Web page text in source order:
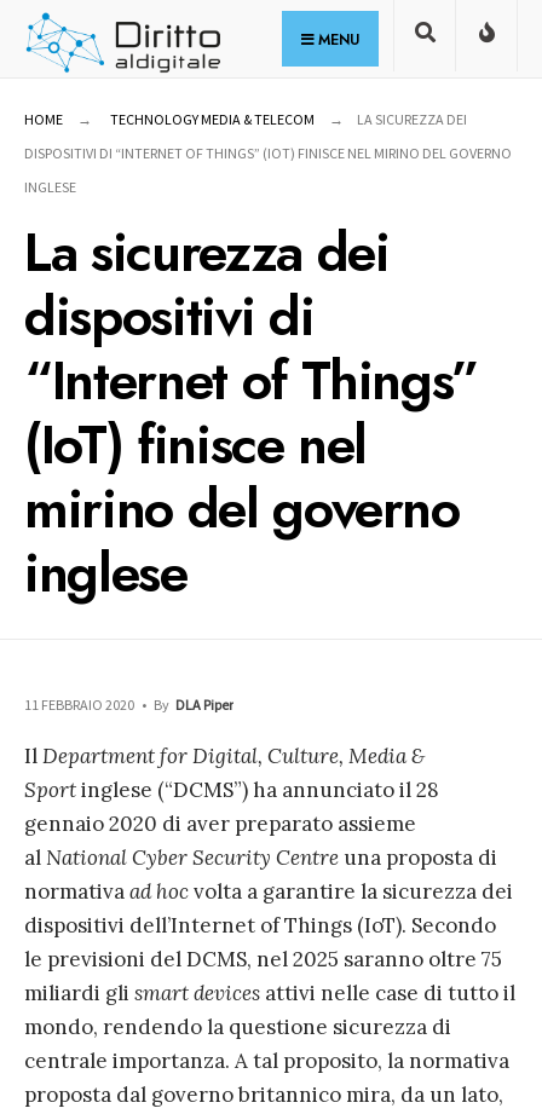
Skip
MENU
HOME TECHNOLOGY MEDIA & TELECOM
LA SICUREZZA DEI
DISPOSITIVI DI “INTERNET OF THINGS” (IOT) FINISCE NEL MIRINO DEL GOVERNO
INGLESE
La sicurezza dei
dispositivi di
“Internet of Things”
(IoT) finisce nel
mirino del governo
inglese
11 FEBBRAIO 2020 • By DLA Piper
IlDepartment for Digital, Culture, Media &
Sportinglese (“DCMS”) ha annunciato il 28
gennaio 2020 di aver preparato assieme
alNational Cyber Security Centre una proposta di
normativaad hocvolta a garantire la sicurezza dei
dispositivi dell’Internet of Things (IoT). Secondo
le previsioni del DCMS, nel 2025 saranno oltre 75
miliardi gli smart devices attivi nelle case di tutto il
mondo, rendendo la questione sicurezza di
centrale importanza. A tal proposito, la normativa
proposta dal governo britannico mira, da un lato,